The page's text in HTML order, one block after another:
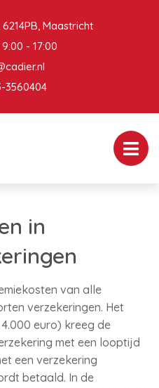
Maastricht
- 17:00
3560404
in
van alle
verzekeringen. Het
euro) kreeg de
met een looptijd
een verzekering
betaald. In de